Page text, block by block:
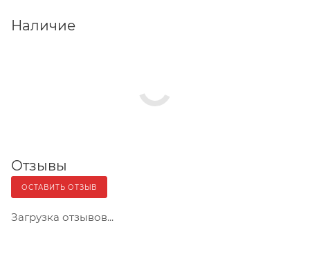
Наличие
Отзывы
ОСТАВИТЬ ОТЗЫВ
Загрузка отзывов...